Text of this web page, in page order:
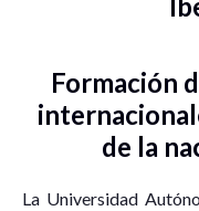
Formación
de la
La Universidad